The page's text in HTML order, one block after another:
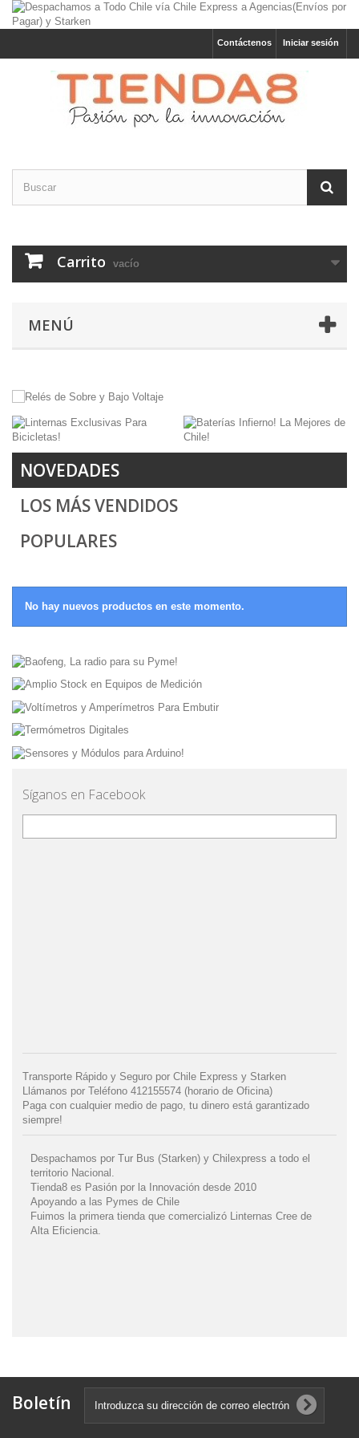
Iniciar sesión
Contáctenos
Carrito vacío
MENÚ
Relés de Sobre y Bajo Voltaje
Voltaje, Sobre corriente, Ajustables y
NOVEDADES
LOS MÁS VENDIDOS
POPULARES
No hay nuevos productos en este momento.
Síganos en Facebook
Transporte Rápido y Seguro por Chile Express y Starken
Llámanos por Teléfono 412155574 (horario de Oficina)
Paga con cualquier medio de pago, tu dinero está garantizado
siempre!
Despachamos por Tur Bus (Starken) y Chilexpress a todo el
territorio Nacional.
Tienda8 es Pasión por la Innovación desde 2010
Apoyando a las Pymes de Chile
Fuimos la primera tienda que comercializó Linternas Cree de
Alta Eficiencia.
Boletín